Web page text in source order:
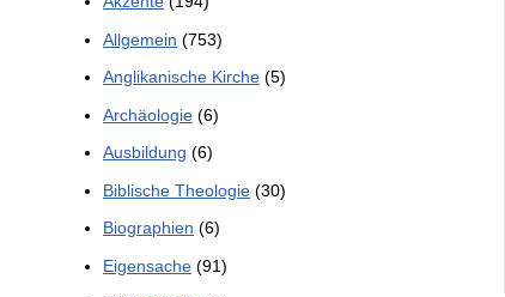
Allgemein (753)
Anglikanische Kirche (5)
Archäologie (6)
Ausbildung (6)
Biblische Theologie (30)
Biographien (6)
Eigensache (91)